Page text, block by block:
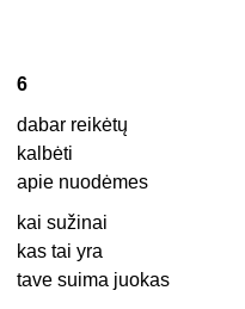
6
dabar reikėtų
kalbėti
apie nuodėmes
kai sužinai
kas tai yra
tave suima juokas